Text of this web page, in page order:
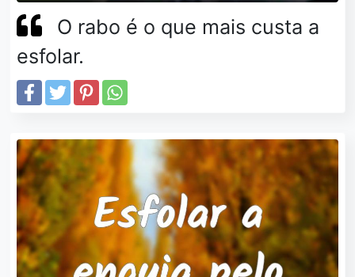
O rabo é o que mais custa a
esfolar.